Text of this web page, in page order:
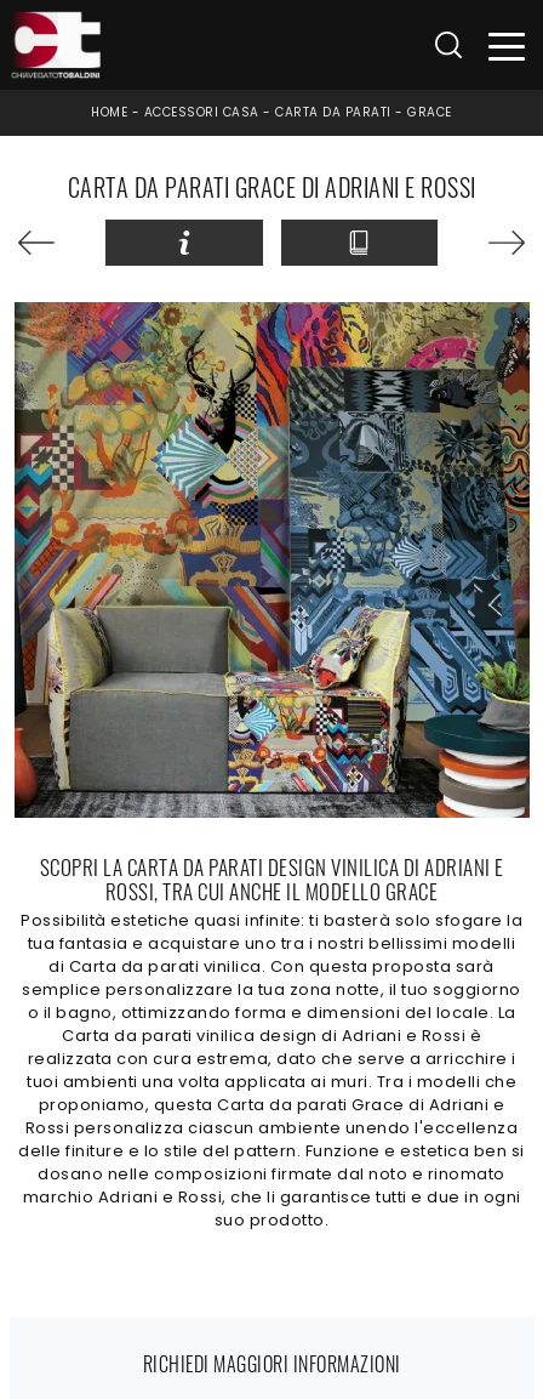
HOME - ACCESSORI CASA -CARTA DA PARATI -GRACE
CARTA DA PARATI GRACE DI ADRIANI E ROSSI
SCOPRI LA CARTA DA PARATI DESIGN VINILICA DI ADRIANI E
ROSSI, TRA CUI ANCHE IL MODELLO GRACE
Possibilità estetiche quasi infinite: ti basterà solo sfogare la
tua fantasia e acquistare uno tra i nostri bellissimi modelli
di Carta da parati vinilica. Con questa proposta sarà
semplice personalizzare la tua zona notte, il tuo soggiorno
o il bagno, ottimizzando forma e dimensioni del locale. La
Carta da parati vinilica design di Adriani e Rossi è
realizzata con cura estrema, dato che serve a arricchire i
tuoi ambienti una volta applicata ai muri. Tra i modelli che
proponiamo, questa Carta da parati Grace di Adriani e
Rossi personalizza ciascun ambiente unendo l'eccellenza
delle finiture e lo stile del pattern. Funzione e estetica ben si
dosano nelle composizioni firmate dal noto e rinomato
marchio Adriani e Rossi, che li garantisce tutti e due in ogni
suo prodotto.
RICHIEDI MAGGIORI INFORMAZIONI